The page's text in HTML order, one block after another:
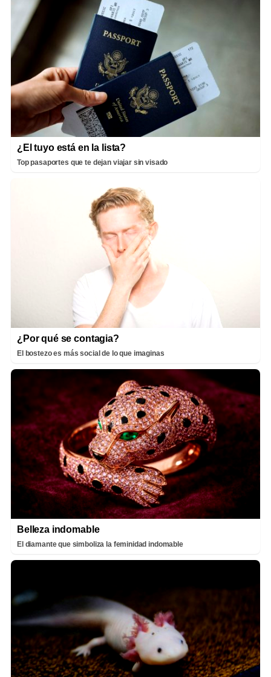
¿El tuyo está en la lista?
Top pasaportes que te dejan viajar sin visado
¿Por qué se contagia?
El bostezo es más social de lo que imaginas
Belleza indomable
El diamante que simboliza la feminidad indomable